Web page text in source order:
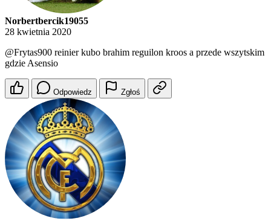
Norbertbercik19055
28 kwietnia 2020
@Frytas900 reinier kubo brahim reguilon kroos a przede wszytskim
gdzie Asensio
Odpowiedz Zgłoś